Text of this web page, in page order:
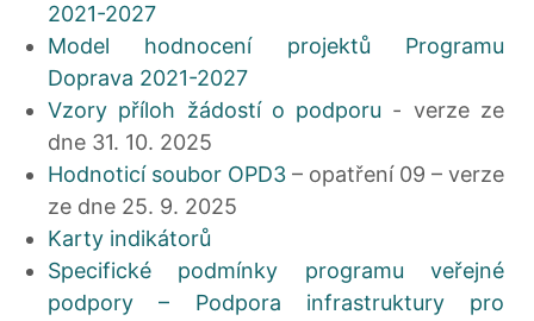
2021-2027
Model hodnocení projektů Programu
Doprava 2021-2027
Vzory příloh žádostí o podporu - verze ze
dne 31. 10. 2025
Hodnoticí soubor OPD3 – opatření 09 – verze
ze dne 25. 9. 2025
Karty indikátorů
Specifické podmínky programu veřejné
podpory – Podpora infrastruktury pro